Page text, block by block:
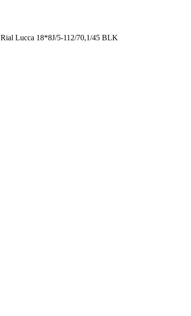
Lucca 18*8J/5-112/70,1/45 BLK